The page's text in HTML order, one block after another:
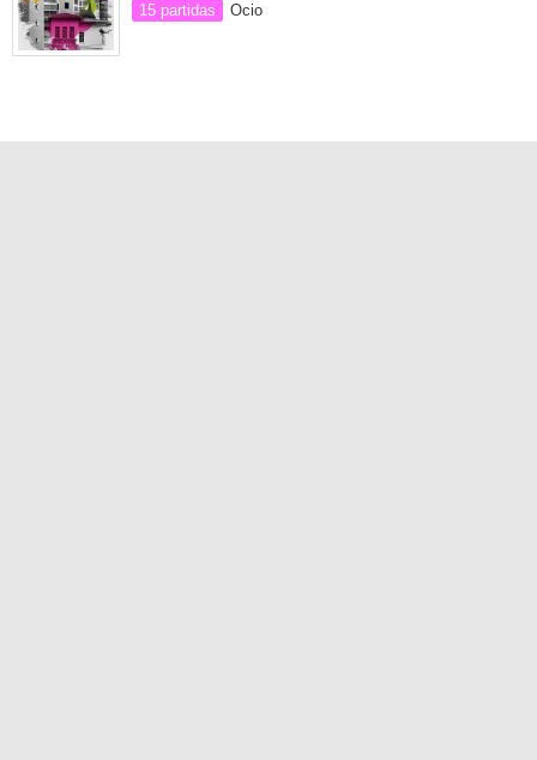
15 partidas Ocio